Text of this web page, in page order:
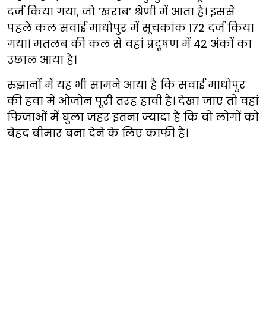
दर्ज किया गया, जो ‘खराब’ श्रेणी में आता है। इससे
पहले कल सवाई माधोपुर में सूचकांक 172 दर्ज किया
गया। मतलब की कल से वहां प्रदूषण में 42 अंकों का
उछाल आया है।
रुझानों में यह भी सामने आया है कि सवाई माधोपुर
की हवा में ओजोन पूरी तरह हावी है। देखा जाए तो वहां
फिजाओं में घुला जहर इतना ज्यादा है कि वो लोगों को
बेहद बीमार बना देने के लिए काफी है।